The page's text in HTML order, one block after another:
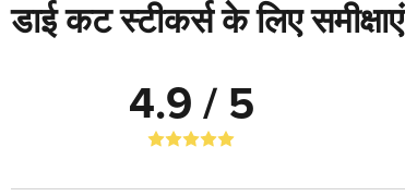
डाई कट स्टीकर्स के लिए समीक्षाएं
4.9 / 5